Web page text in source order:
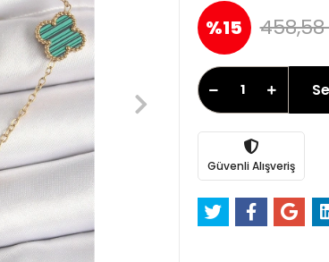
%15 458,58
Güvenli Alışveriş